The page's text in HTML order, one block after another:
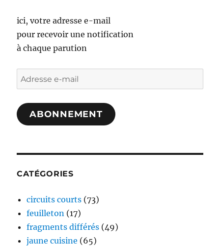
ici, votre adresse e-mail
pour recevoir une notification
à chaque parution
Adresse
e-
mail
ABONNEMENT
CATÉGORIES
circuits courts (73)
feuilleton (17)
fragments différés (49)
jaune cuisine (65)